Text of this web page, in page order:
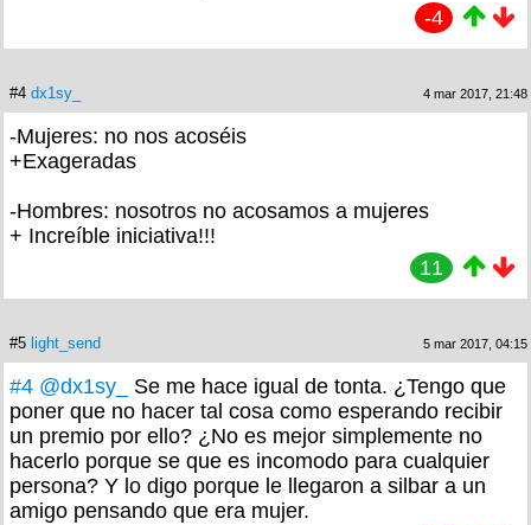
-4
#4 dx1sy_ 4 mar 2017, 21:48
-Mujeres: no nos acoséis
+Exageradas
-Hombres: nosotros no acosamos a mujeres
+ Increíble iniciativa!!!
11
#5 light_send 5 mar 2017, 04:15
#4 @dx1sy_
Se me hace igual de tonta. ¿Tengo que
poner que no hacer tal cosa como esperando recibir
un premio por ello? ¿No es mejor simplemente no
hacerlo porque se que es incomodo para cualquier
persona? Y lo digo porque le llegaron a silbar a un
amigo pensando que era mujer.